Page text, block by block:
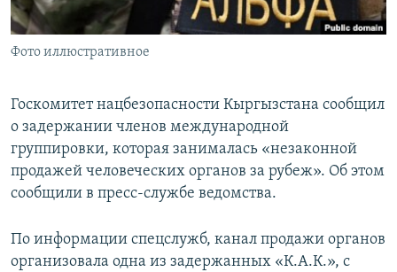
Фото иллюстративное
Госкомитет нацбезопасности Кыргызстана сообщил
о задержании членов международной
группировки, которая занималась «незаконной
продажей человеческих органов за рубеж». Об этом
сообщили в пресс-службе ведомства.
По информации спецслужб, канал продажи органов
организовала одна из задержанных «К.А.К.», с